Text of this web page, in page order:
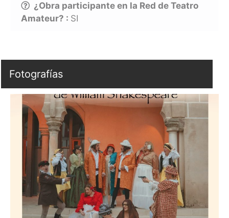
¿Obra participante en la Red de Teatro
Amateur? : SI
Fotografías